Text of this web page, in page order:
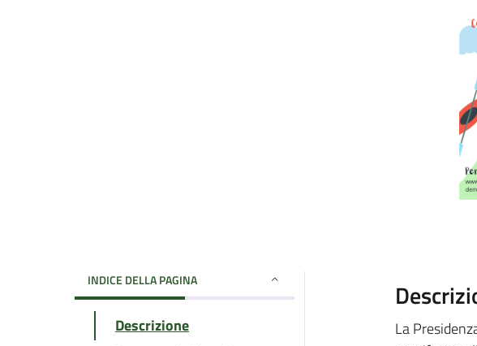
INDICE DELLA PAGINA
Descrizione
La